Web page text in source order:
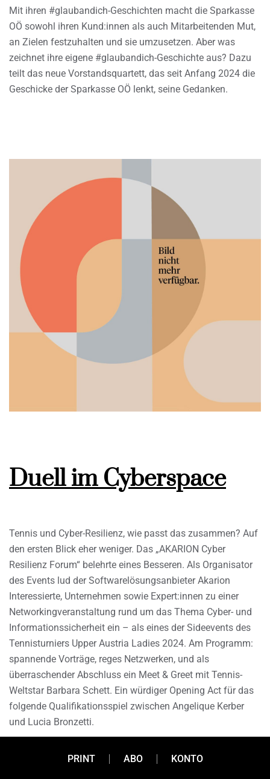
Mit ihren #glaubandich-Geschichten macht die Sparkasse
OÖ sowohl ihren Kund:innen als auch Mitarbeitenden Mut,
an Zielen festzuhalten und sie umzusetzen. Aber was
zeichnet ihre eigene #glaubandich-Geschichte aus? Dazu
teilt das neue Vorstandsquartett, das seit Anfang 2024 die
Geschicke der Sparkasse OÖ lenkt, seine Gedanken.
Duell im Cyberspace
Tennis und Cyber-Resilienz, wie passt das zusammen? Auf
den ersten Blick eher weniger. Das „AKARION Cyber
Resilienz Forum“ belehrte eines Besseren. Als Organisator
des Events lud der Softwarelösungsanbieter Akarion
Interessierte, Unternehmen sowie Expert:innen zu einer
Networkingveranstaltung rund um das Thema Cyber- und
Informationssicherheit ein – als eines der Sideevents des
Tennisturniers Upper Austria Ladies 2024. Am Programm:
spannende Vorträge, reges Netzwerken, und als
überraschender Abschluss ein Meet & Greet mit Tennis-
Weltstar Barbara Schett. Ein würdiger Opening Act für das
folgende Qualifikationsspiel zwischen Angelique Kerber
und Lucia Bronzetti.
PRINT ABO KONTO